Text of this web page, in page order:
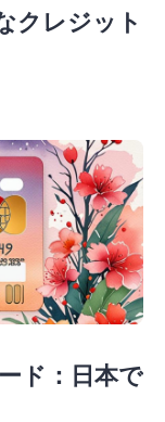
クレジット
ド：日本で